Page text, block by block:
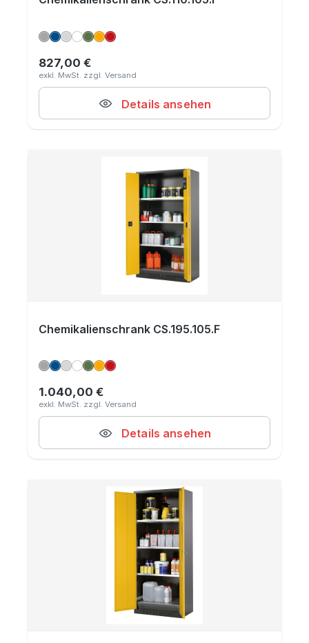
Regulärer Preis:
827,00 €
Details ansehen
Chemikalienschrank CS.195.105.F
Regulärer Preis:
1.040,00 €
Details ansehen